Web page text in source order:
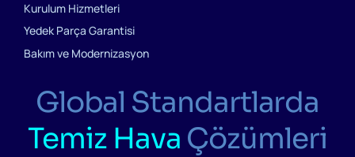
Kurulum Hizmetleri
Yedek Parça Garantisi
Bakım ve Modernizasyon
Global Standartlarda
Temiz Hava Çözümleri